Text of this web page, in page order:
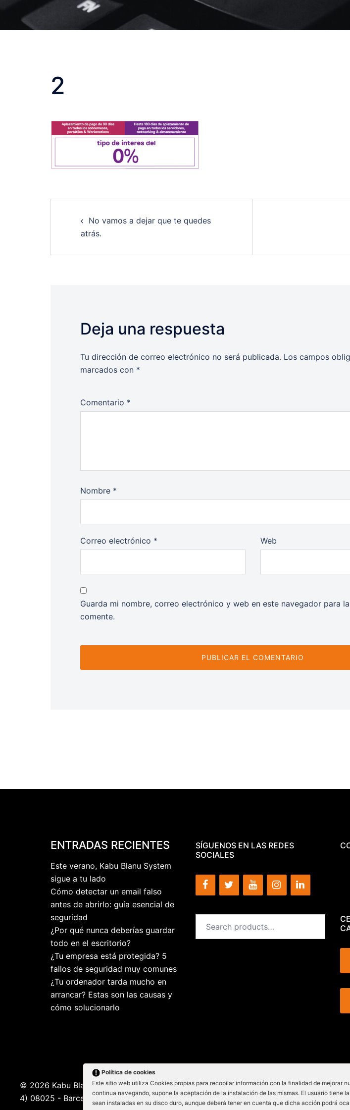
2
navigation
No vamos a dejar que te quedes
atrás.
Deja una respuesta
Tu dirección de correo electrónico no será publicada. Los campos
marcados con *
Comentario *
Nombre *
Correo electrónico * Web
Guarda mi nombre, correo electrónico y web en este navegador para
comente.
ENTRADAS RECIENTES
Este verano, Kabu Blanu System
sigue a tu lado
Cómo detectar un email falso
antes de abrirlo: guía esencial de
seguridad
¿Por qué nunca deberías guardar
todo en el escritorio?
¿Tu empresa está protegida? 5
fallos de seguridad muy comunes
¿Tu ordenador tarda mucho en
arrancar? Estas son las causas y
cómo solucionarlo
SÍGUENOS EN LAS REDES
SOCIALES
© 2026 Kabu Blanu System SL. KabuBlanu System S.L - Lepant 339/341 (Local
4) 08025 - Barcelona
Política de cookies
Este sitio web utiliza Cookies propias para recopilar información con la finalidad de mejorar
continua navegando, supone la aceptación de la instalación de las mismas. El usuario tiene
sean instaladas en su disco duro, aunque deberá tener en cuenta que dicha acción podrá